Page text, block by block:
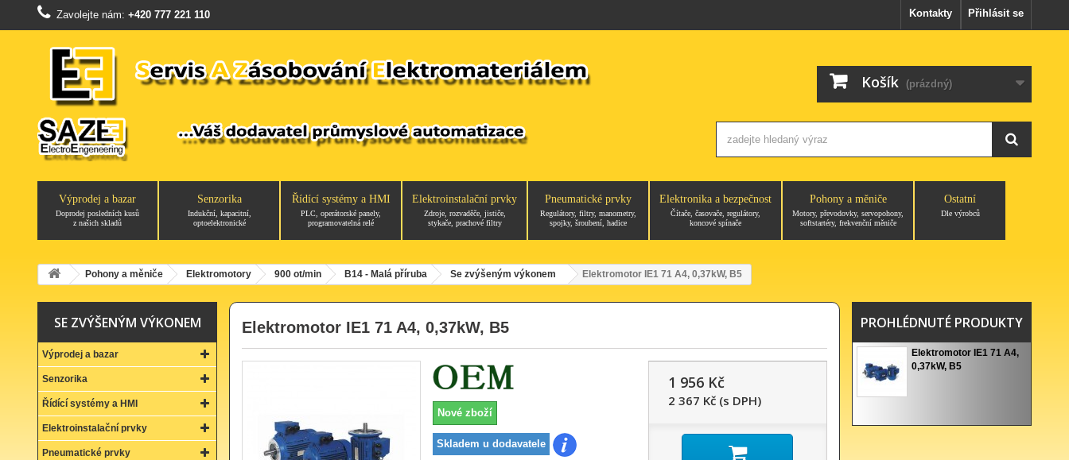
Přihlásit se
Kontakty
Zavolejte nám: +420 777 221 110
Košík (prázdný)
Výprodej a bazar
Doprodej posledních kusů
z našich skladů
Senzorika
Indukční, kapacitní,
optoelektronické
Řídící systémy a HMI
PLC, operátorské panely,
programovatelná relé
Elektroinstalační prvky
Zdroje, rozvaděče, jističe,
stykače, prachové filtry
Pneumatické prvky
Regulátory, filtry, manometry,
spojky, šroubení, hadice
Elektronika a bezpečnost
Čítače, časovače, regulátory,
koncové spínače
Pohony a měniče
Motory, převodovky, servopohony,
softstartéry, frekvenční měniče
Ostatní
Dle výrobců
Pohony a měniče Elektromotory 900 ot/min B14 - Malá příruba Se zvýšeným výkonem Elektromotor IE1 71 A4, 0,37kW, B5
SE ZVÝŠENÝM VÝKONEM
Výprodej a bazar
Senzorika
Řídící systémy a HMI
Elektroinstalační prvky
Pneumatické prvky
Elektromotor IE1 71 A4, 0,37kW, B5
Nové zboží
Skladem u dodavatele
1 956 Kč
2 367 Kč (s DPH)
PROHLÉDNUTÉ PRODUKTY
Elektromotor IE1 71 A4,
0,37kW, B5